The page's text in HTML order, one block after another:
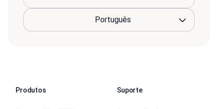
Produtos Suporte